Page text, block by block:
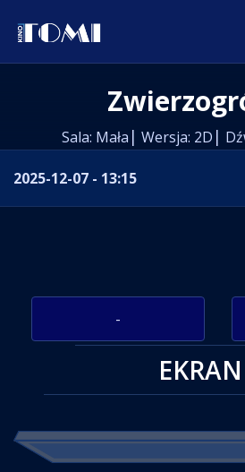
Sala: Mała Wersja: 2D
2025-12-07 - 13:15
-
EKRAN